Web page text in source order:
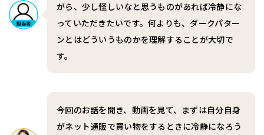
がら、少し怪しいなと思うものがあれば冷静にな
っていただきたいです。何よりも、ダークパター
ンとはどういうものかを理解することが大切で
す。
今回のお話を聞き、動画を見て、まずは自分自身
がネット通販で買い物をするときに冷静になろう